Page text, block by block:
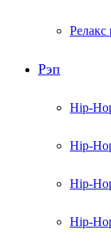
Рэп
Hip-
Hip-
Hip-
Hip-